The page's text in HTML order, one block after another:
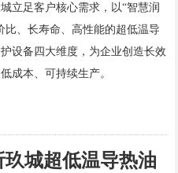
立足客户核心需求，以“智慧润
比、长寿命、高性能的超低温导
设备四大维度，为企业创造长效
成本、可持续生产。
城超低温导热油